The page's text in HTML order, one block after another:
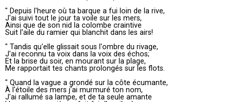
" Depuis l'heure où ta barque a fui loin de la rive,
J'ai suivi tout le jour ta voile sur les mers,
Ainsi que de son nid la colombe craintive
Suit l'aile du ramier qui blanchit dans les airs!
" Tandis qu'elle glissait sous l'ombre du rivage,
J'ai reconnu ta voix dans la voix des échos;
Et la brise du soir, en mourant sur la plage,
Me rapportait tes chants prolongés sur les flots.
" Quand la vague a grondé sur la côte écumante,
À l'étoile des mers j'ai murmuré ton nom,
J'ai rallumé sa lampe, et de ta seule amante